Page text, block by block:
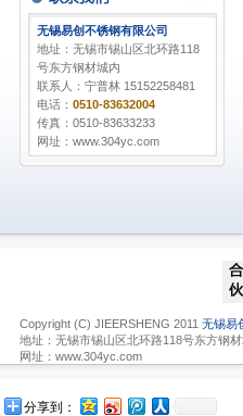
无锡易创不锈钢有限公司
地址：无锡市锡山区北环路118
号东方钢材城内
联系人：宁普林 15152258481
电话： 0510-83632004
传真：0510-83633233
网址：www.304yc.com
Copyright (C) JIEERSHENG 2011 无锡易
地址：无锡市锡山区北环路118号东方钢
网址：www.304yc.com
分享到：